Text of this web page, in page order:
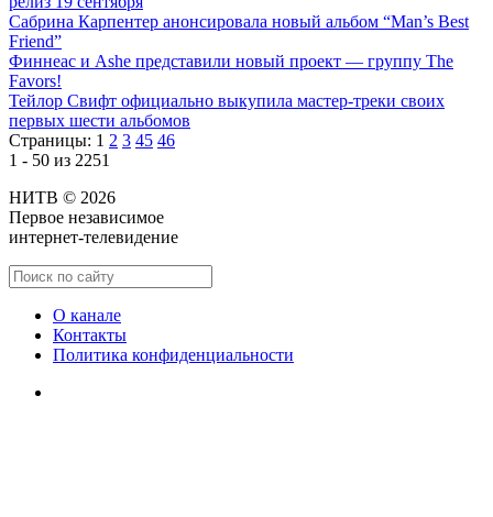
Сабрина Карпентер анонсировала новый альбом “Man’s Best
Friend”
Финнеас и Ashe представили новый проект — группу The
Favors!
Тейлор Свифт официально выкупила мастер-треки своих
первых шести альбомов
Страницы: 1 2 3 45 46
1 - 50 из 2251
НИТВ © 2026
Первое независимое
интернет-телевидение
О канале
Контакты
Политика конфиденциальности